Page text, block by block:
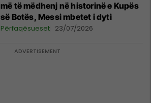
më të mëdhenj në historinë e Kupës
së Botës, Messi mbetet i dyti
Përfaqësueset 23/07/2026